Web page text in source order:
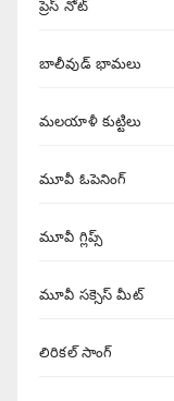
ప్రెస్ నోట్
బాలీవుడ్ భామలు
మలయాళీ కుట్టిలు
మూవీ ఓపెనింగ్
మూవీ గ్లిప్స్
మూవీ సక్సెస్ మీట్
లిరికల్ సాంగ్